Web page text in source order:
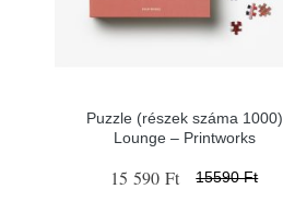
Puzzle (részek száma 1000)
Lounge – Printworks
15 590 Ft 15590 Ft